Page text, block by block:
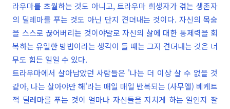
라우마를 초월하는 것도 아니고, 트라우마 희생자가 겪는 생존자
의 딜레마를 푸는 것도 아닌 단지 견뎌내는 것이다. 자신의 목숨
을 스스로 끊어버리는 것이야말로 자신의 삶에 대한 통제력을 회
복하는 유일한 방법이라는 생각이 들 때는 그저 견뎌내는 것은 너
무도 힘든 일일 수 있다.
트라우마에서 살아남았던 사람들은 '나는 더 이상 살 수 없을 것
같아, 나는 살아야만 해'라는 매일 매일 반복되는 (사무엘) 베케트
적 딜레마를 푸는 것이 얼마나 자신들을 지치게 하는 일인지 잘